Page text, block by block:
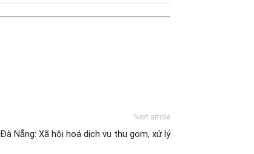
Next article
Đà Nẵng: Xã hội hoá dịch vụ thu gom, xử lý